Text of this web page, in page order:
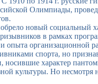
Олимпиады,
новый
в рамках
организационной
спорта, но
характер
культуры. Но